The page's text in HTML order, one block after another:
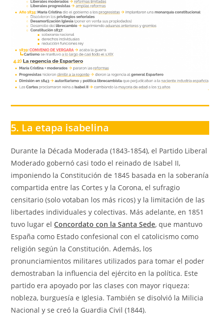
5. La etapa isabelina
Durante la Década Moderada (1843-1854), el Partido Liberal
Moderado gobernó casi todo el reinado de Isabel II,
imponiendo la Constitución de 1845 basada en la soberanía
compartida entre las Cortes y la Corona, el sufragio
censitario (solo votaban los más ricos) y la limitación de las
libertades individuales y colectivas. Más adelante, en 1851
tuvo lugar elConcordato con la Santa Sede, que mantuvo
España como Estado confesional con el catolicismo como
religión según la Constitución. Además, los
pronunciamientos militares utilizados para tomar el poder
demostraban la influencia del ejército en la política. Este
partido era apoyado por las clases con mayor riqueza:
nobleza, burguesía e Iglesia. También se disolvió la Milicia
Nacional y se creó la Guardia Civil (1844).